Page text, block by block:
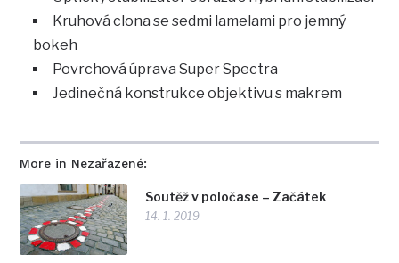
More in Nezařazené:
Soutěž v poločase – Začátek
14. 1. 2019
Kruhová clona se sedmi lamelami pro jemný
bokeh
Povrchová úprava Super Spectra
Jedinečná konstrukce objektivu s makrem